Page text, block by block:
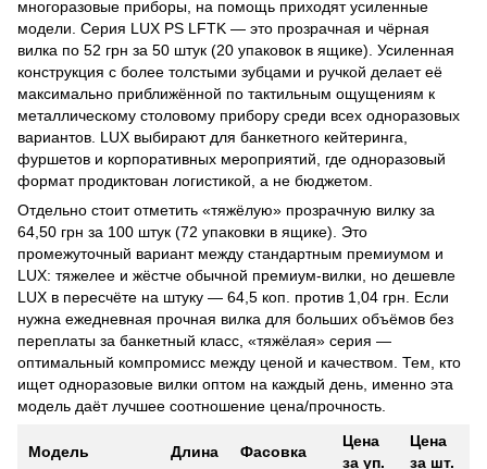
многоразовые приборы, на помощь приходят усиленные
модели. Серия LUX PS LFTK — это прозрачная и чёрная
вилка по 52 грн за 50 штук (20 упаковок в ящике). Усиленная
конструкция с более толстыми зубцами и ручкой делает её
максимально приближённой по тактильным ощущениям к
металлическому столовому прибору среди всех одноразовых
вариантов. LUX выбирают для банкетного кейтеринга,
фуршетов и корпоративных мероприятий, где одноразовый
формат продиктован логистикой, а не бюджетом.
Отдельно стоит отметить «тяжёлую» прозрачную вилку за
64,50 грн за 100 штук (72 упаковки в ящике). Это
промежуточный вариант между стандартным премиумом и
LUX: тяжелее и жёстче обычной премиум-вилки, но дешевле
LUX в пересчёте на штуку — 64,5 коп. против 1,04 грн. Если
нужна ежедневная прочная вилка для больших объёмов без
переплаты за банкетный класс, «тяжёлая» серия —
оптимальный компромисс между ценой и качеством. Тем, кто
ищет одноразовые вилки оптом на каждый день, именно эта
модель даёт лучшее соотношение цена/прочность.
Модель Длина Фасовка
Цена
за уп.
Цена
за шт.